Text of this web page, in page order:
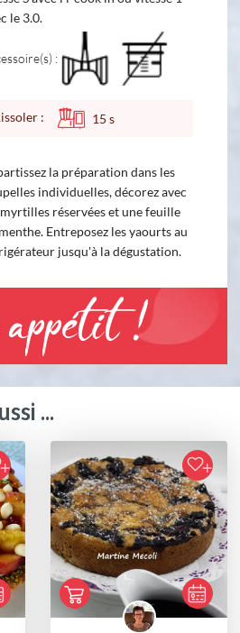
le 3.0.
:
: 15 s
la préparation dans les
individuelles, décorez avec
réservées et une feuille
Entreposez les yaourts au
jusqu'à la dégustation.
!
...